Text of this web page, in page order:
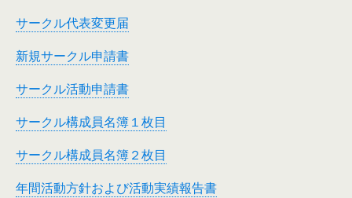
サークル代表変更届
新規サークル申請書
サークル活動申請書
サークル構成員名簿１枚目
サークル構成員名簿２枚目
年間活動方針および活動実績報告書